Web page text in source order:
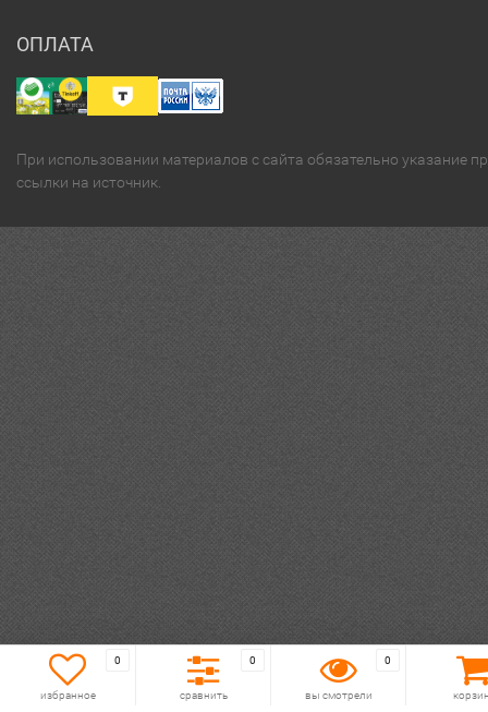
ОПЛАТА
При использовании материалов с сайта обязательно указание
ссылки на источник.
0
избранное
0
сравнить
0
вы смотрели